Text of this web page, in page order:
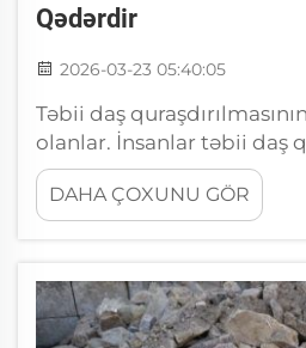
Qədərdir
2026-03-23 05:40:05
Təbii daş
olanlar. İnsanlar təbii daş
düşünərkən, çox vaxt onun
gələcəyini soruşurlar. Təbii
quraşdırılması gözəl və
yaxşıdır, ...
DAHA ÇOXUNU GÖR